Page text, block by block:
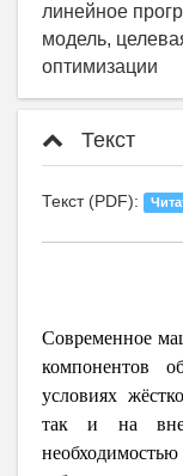
линейное
модель,
оптимизации
Текст
Текст (PDF):
Современное
компонентов
условиях
так и на